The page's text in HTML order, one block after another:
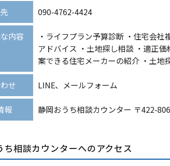
090-4762-4424
内容
・ライフプラン予算診断 ・住宅会
アドバイス ・土地探し相談 ・適正
案できる住宅メーカーの紹介 ・土地
せ LINE、メールフォーム
報 静岡おうち相談カウンター 〒422-
ち相談カウンターへのアクセス